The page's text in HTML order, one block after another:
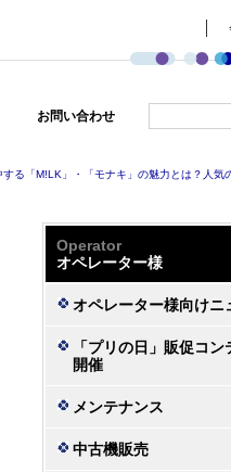
お問い合わせ
る「M!LK」・「モナキ」の魅力とは？人気
Operator
オペレーター様
オペレーター様向けニ
「プリの日」販促コン
開催
メンテナンス
中古機販売